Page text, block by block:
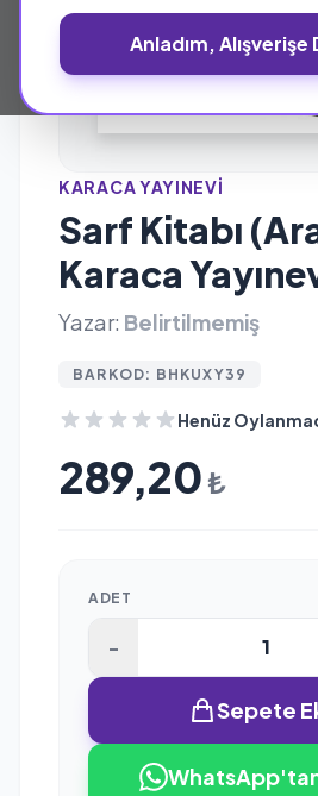
Anladım, Alışverişe
KARACA YAYINEVI
Sarf Kitabı
Karaca
Yazar: Belirtilmemiş
BARKOD: BHKUXY39
Henüz
289,20 ₺
ADET
-
Sepete